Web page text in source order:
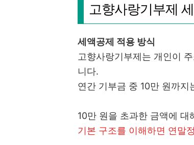
고향사랑기부제
세액공제 적용 방식
고향사랑기부제는 개인이
니다.
연간 기부금 중 10만 원까
10만 원을 초과한 금액에
기본 구조를 이해하면 연말